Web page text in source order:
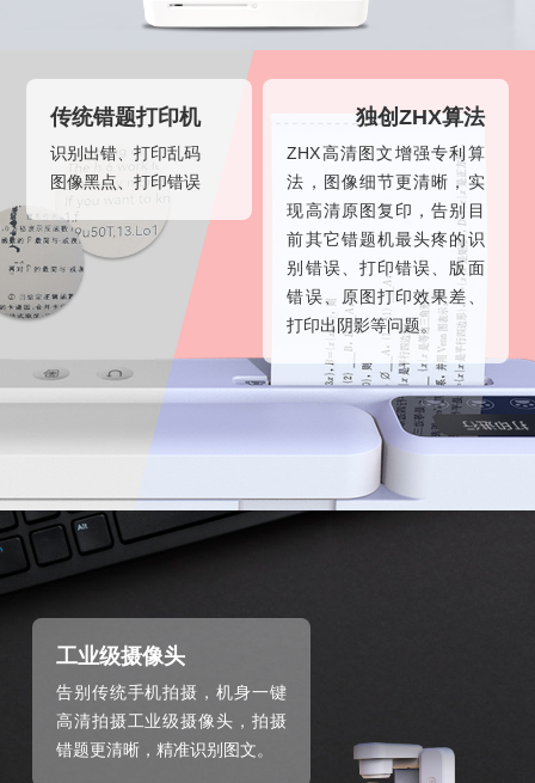
传统错题打印机
识别出错、打印乱码
图像黑点、打印错误
独创ZHX算法
ZHX高清图文增强专利算
法，图像细节更清晰，实
现高清原图复印，告别目
前其它错题机最头疼的识
别错误、打印错误、版面
错误、原图打印效果差、
打印出阴影等问题。
工业级摄像头
告别传统手机拍摄，机身一键
高清拍摄工业级摄像头，拍摄
错题更清晰，精准识别图文。